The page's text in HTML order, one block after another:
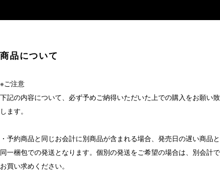
した。是非この機会にお求めください！
トレカプラザ55通販店 プレオープン！
商品について
※ご注意
下記の内容について、必ず予めご納得いただいた上での購入をお願い致
します。
・予約商品と同じお会計に別商品が含まれる場合、発売日の遅い商品と
同一梱包での発送となります。個別の発送をご希望の場合は、別会計で
お買い求めください。